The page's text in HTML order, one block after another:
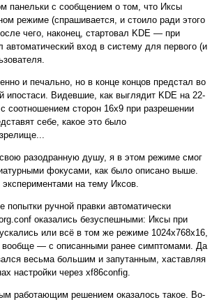
панельки с сообщением о том, что Иксы
режиме (спрашивается, и стоило ради этого
чего, наконец, стартовал KDE — при
автоматический вход в систему для первого (и
и печально, но в конце концов предстал во
ипостаси. Видевшие, как выглядит KDE на 22-
соотношением сторон 16x9 при разрешении
себе, какое это было
разодранную душу, я в этом режиме смог
фокусами, как было описано выше.
экспериментами на тему Иксов.
попытки ручной правки автоматически
оказались безуспешными: Иксы при
или всё в том же режиме 1024x768x16,
вообще — с описанными ранее симптомами. Да
весьма большим и запутанным, хаставляя
настройки через xf86config.
работающим решением оказалось такое. Во-